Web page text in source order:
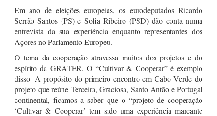
Em ano de eleições europeias, os eurodeputados Ricardo
Serrão Santos (PS) e Sofia Ribeiro (PSD) dão conta numa
entrevista da sua experiência enquanto representantes dos
Açores no Parlamento Europeu.
O tema da cooperação atravessa muitos dos projetos e do
espírito da GRATER. O “Cultivar & Cooperar” é exemplo
disso. A propósito do primeiro encontro em Cabo Verde do
projeto que reúne Terceira, Graciosa, Santo Antão e Portugal
continental, ficamos a saber que o “projeto de cooperação
‘Cultivar & Cooperar’ tem sido uma experiência marcante